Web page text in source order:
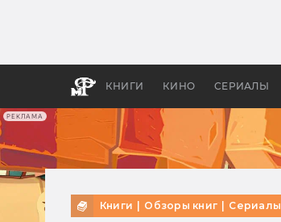
РЕКЛАМА
КНИГИ КИНО СЕРИАЛЫ
Книги Обзоры книг Сериалы